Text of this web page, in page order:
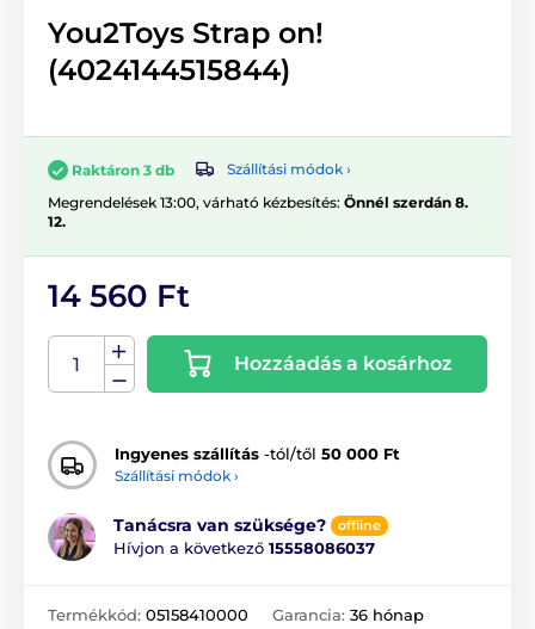
You2Toys Strap on!
(4024144515844)
Raktáron 3 db
Szállítási módok ›
Megrendelések 13:00, várható kézbesítés: Önnél szerdán 8.
12.
14 560 Ft
Hozzáadás a kosárhoz
Ingyenes szállítás -tól/től 50 000 Ft
Szállítási módok ›
Tanácsra van szüksége? offline
Hívjon a következő 15558086037
Termékkód: 05158410000 Garancia: 36 hónap